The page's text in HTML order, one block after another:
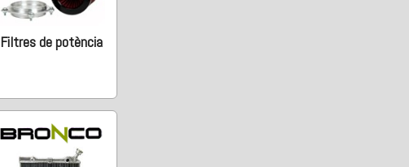
Filtres de potència